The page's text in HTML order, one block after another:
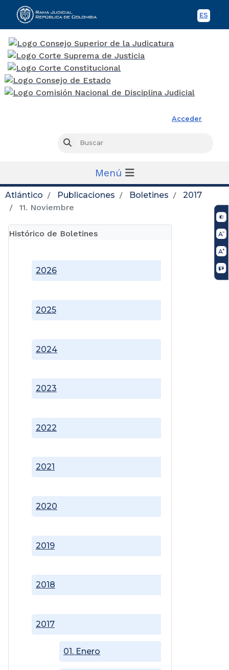
ES
Acceder
Buscar
Menú
Atlántico Publicaciones Boletines
2017
11. Noviembre
Histórico de Boletines
2017
01. Enero
2018
2019
2020
2021
2022
2023
2024
2025
2026